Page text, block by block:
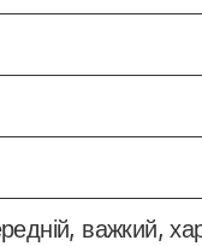
важкий,